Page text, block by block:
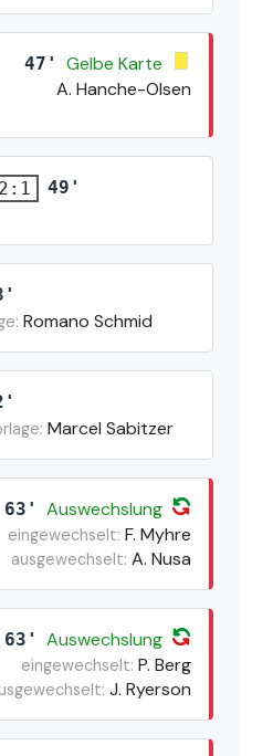
47'
Gelbe Karte
A. Hanche-Olsen
2:1 49'
Romano Schmid
Marcel Sabitzer
63' Auswechslung
eingewechselt: F. Myhre
ausgewechselt: A. Nusa
63' Auswechslung
eingewechselt: P. Berg
J. Ryerson